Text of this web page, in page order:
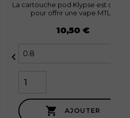
La cartouche pod Klypse est conçue
pour offrir une vape MTL...
10,50 €
 AJOUTER
